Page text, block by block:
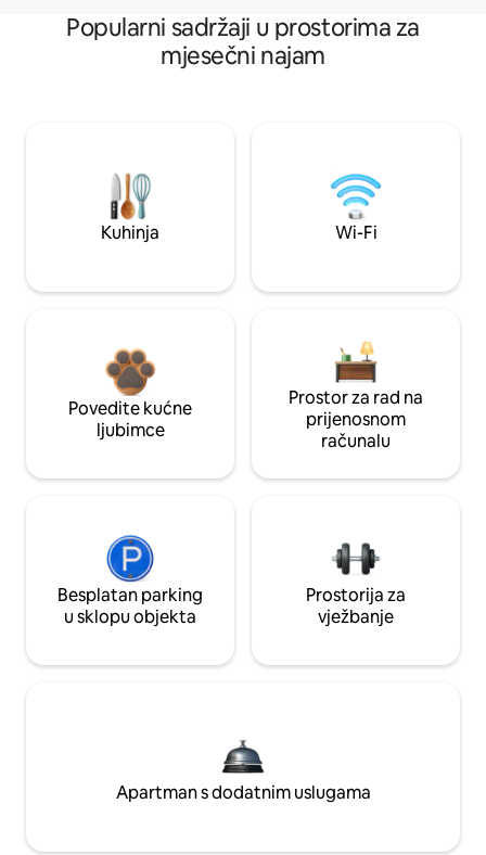
Popularni sadržaji u prostorima za
mjesečni najam
Kuhinja Wi-Fi
Povedite kućne
ljubimce
Prostor za rad na
prijenosnom
računalu
Besplatan parking
u sklopu objekta
Prostorija za
vježbanje
Apartman s dodatnim uslugama